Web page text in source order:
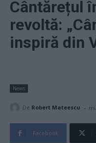
Cântărețul
revoltă:
inspiră din
News
De Robert Mateescu -
Facebook